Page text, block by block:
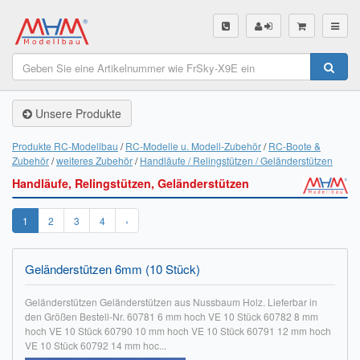
SHOP
Unsere Produkte
Servo Finder
BL-Motor Finder
Schiffsschrauben Finder
Räder Finder
Luftschrauben Finder
Sendungsverfolgung DHL
Unsere Produkte
Produkte RC-Modellbau RC-Modelle u. Modell-Zubehör RC-Boote &
Zubehör weiteres Zubehör Handläufe / Relingstützen / Geländerstützen
Handläufe, Relingstützen, Geländerstützen
1 2 3 4 ›
Geländerstützen 6mm (10 Stück)
Geländerstützen Geländerstützen aus Nussbaum Holz. Lieferbar in
den Größen Bestell-Nr. 60781 6 mm hoch VE 10 Stück 60782 8 mm
hoch VE 10 Stück 60790 10 mm hoch VE 10 Stück 60791 12 mm hoch
VE 10 Stück 60792 14 mm hoc...